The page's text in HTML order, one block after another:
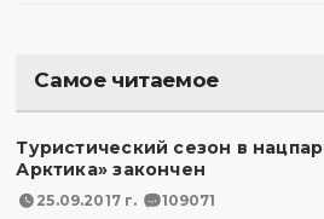
Самое читаемое
Туристический сезон в
Арктика» закончен
25.09.2017 г. 109071